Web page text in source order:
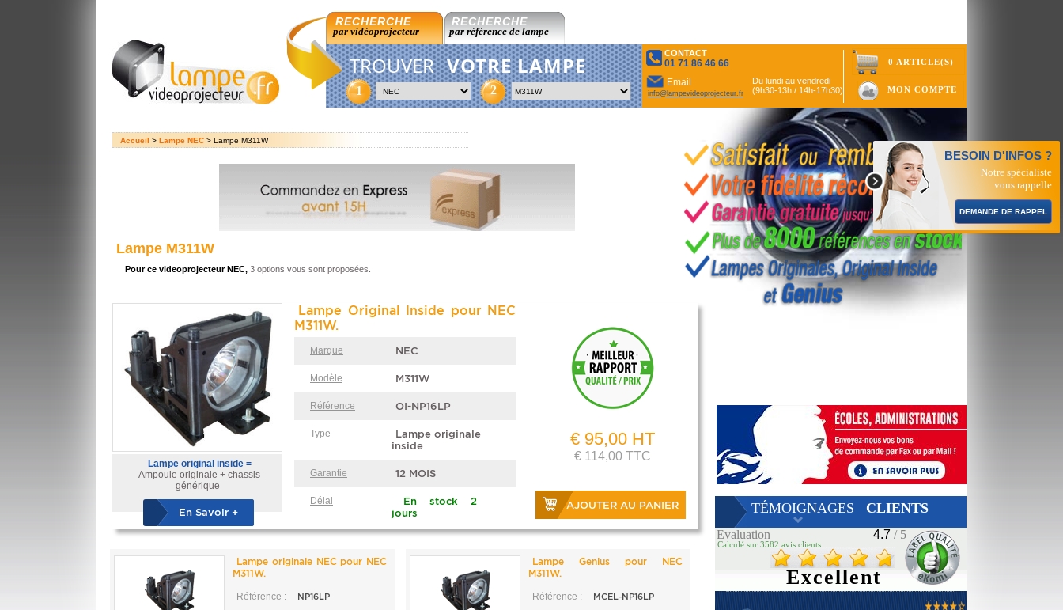
RECHERCHE
par vidéoprojecteur
RECHERCHE
par référence de lampe
TROUVER VOTRE LAMPE
1 2
CONTACT
01 71 86 46 66
Email
info@lampevideoprojecteur.fr
Du lundi au vendredi
(9h30-13h / 14h-17h30)
0 ARTICLE(S)
MON COMPTE
Accueil > Lampe NEC > Lampe M311W
BESOIN D'INFOS ?
Notre spécialiste
vous rappelle
DEMANDE DE RAPPEL
TÉMOIGNAGES CLIENTS
Evaluation 4.7 / 5
Calculé sur 3582 avis clients
Excellent
Lampe M311W
Pour ce videoprojecteur NEC, 3 options vous sont proposées.
Lampe original inside =
Ampoule originale + chassis
générique
En Savoir +
Lampe Original Inside pour NEC
M311W.
Marque NEC
Modèle M311W
Référence OI-NP16LP
Type
Lampe originale
inside
Garantie 12 MOIS
Délai
En stock 2
jours
€ 95,00 HT
€ 114,00 TTC
AJOUTER AU PANIER
Lampe originale NEC pour NEC
M311W.
Référence : NP16LP
Lampe Genius pour NEC
M311W.
Référence : MCEL-NP16LP